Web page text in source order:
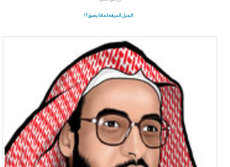
الجيل المرفه لماذا يضيق؟!